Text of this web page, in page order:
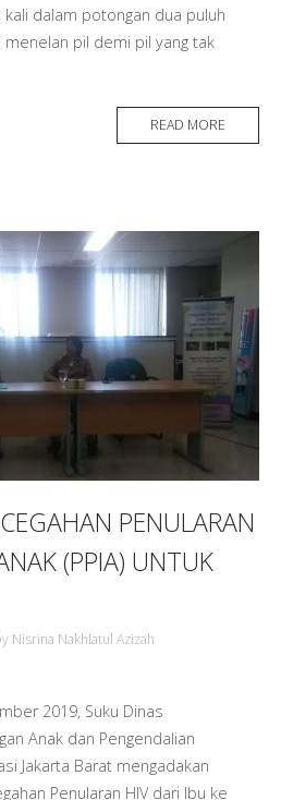
dalam potongan dua puluh
pil demi pil yang tak
READ MORE
PENULARAN
(PPIA) UNTUK
Nisrina Nakhlatul Azizah
2019, Suku Dinas
Anak dan Pengendalian
Jakarta Barat mengadakan
Penularan HIV dari Ibu ke